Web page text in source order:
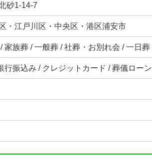
砂1-14-7
・江戸川区・中央区・港区浦安市
家族葬 / 一般葬 / 社葬・お別れ会 / 一日葬
行振込み / クレジットカード / 葬儀ローン